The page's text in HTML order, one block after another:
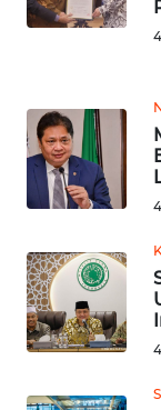
WN
WN
KARAWANG
WN
WN
BOGOR